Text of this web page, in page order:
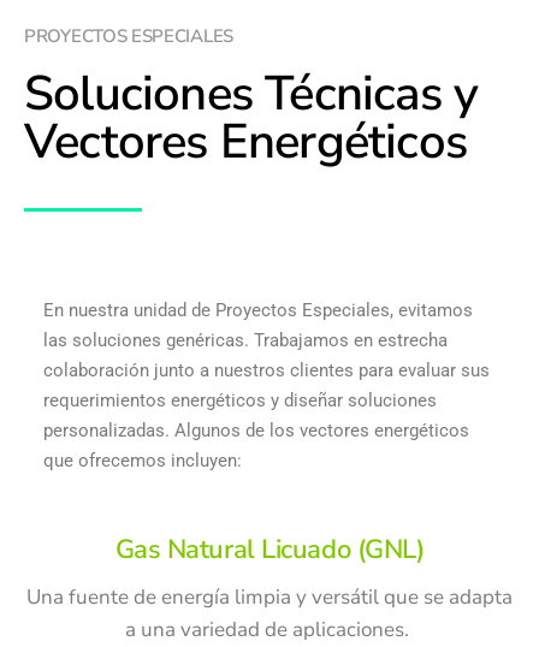
PROYECTOS ESPECIALES
Soluciones Técnicas y
Vectores Energéticos
En nuestra unidad de Proyectos Especiales, evitamos
las soluciones genéricas. Trabajamos en estrecha
colaboración junto a nuestros clientes para evaluar sus
requerimientos energéticos y diseñar soluciones
personalizadas. Algunos de los vectores energéticos
que ofrecemos incluyen:
Gas Natural Licuado (GNL)
Una fuente de energía limpia y versátil que se adapta
a una variedad de aplicaciones.